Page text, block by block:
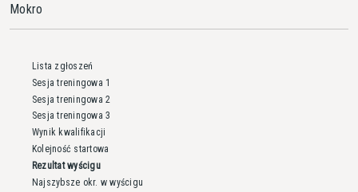
Mokro
Lista zgłoszeń
Sesja treningowa 1
Sesja treningowa 2
Sesja treningowa 3
Wynik kwalifikacji
Kolejność startowa
Rezultat wyścigu
Najszybsze okr. w wyścigu